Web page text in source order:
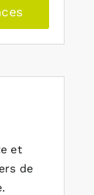
et
de